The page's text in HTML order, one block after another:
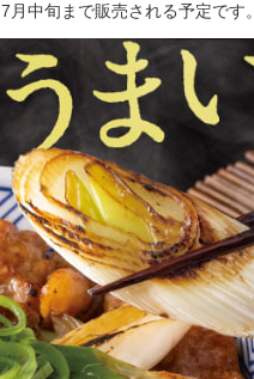
中旬まで販売される予定です。